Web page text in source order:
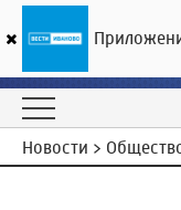
Новости >